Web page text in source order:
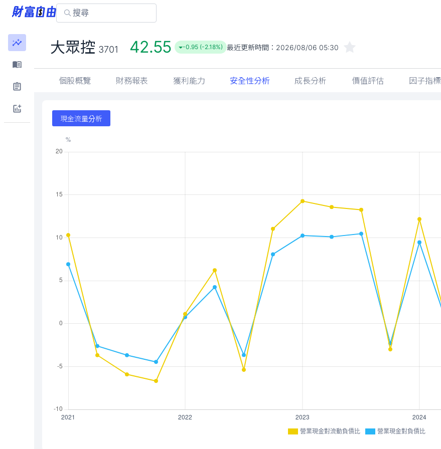
大眾控 3701 42.55 -0.95 (-2.18%) 最近更新時間： 2026/08/06 05:30
個股概覽 財務報表 獲利能力 安全性分析 成長分析 價值評估 因子指標
現金流量分析
營業現金對流動負債比 營業現金對負債比